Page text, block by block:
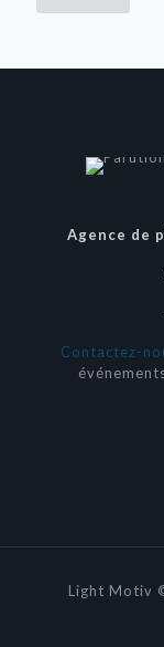
Agence de
Contactez-
Light Motiv